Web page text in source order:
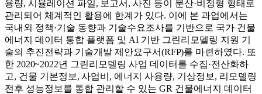
용량, 시뮬레이션 파일, 보고서 ,사진 등이 분산·비정형 형태로
관리되어 체계적인 활용에 한계가 있다. 이에 본 과업에서는
국내외 정책·기술 동향과 기술수요조사를 기반으로 국가 건물
에너지 데이터 통합 플랫폼 및 AI 기반 그린리모델링 지원 기
술의 추진전략과 기술개발 제안요구서(RFP)를 마련하였다. 또
한 2020~2022년 그린리모델링 사업 데이터를 수집·전산화하
고, 건물 기본정보 ,사업비 , 에너지 사용량, 기상정보 , 리모델링
전후 성능정보를 통합 관리할 수 있는 GR 건물에너지 데이터